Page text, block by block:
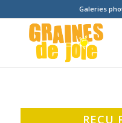
Galeries
REÇU